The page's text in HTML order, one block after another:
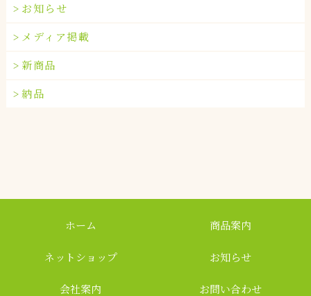
お知らせ
メディア掲載
新商品
納品
ホーム 商品案内
ネットショップ お知らせ
会社案内 お問い合わせ